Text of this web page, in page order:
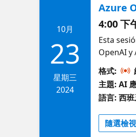
una
web de
socio
debe ser
Ideas
1 de
Mundial
10月
23
星期三
2024
Azure
4:00 下
Esta
OpenAI y
una
del
Cabrera
格式:
主題: AI
語言: 西
隨選檢